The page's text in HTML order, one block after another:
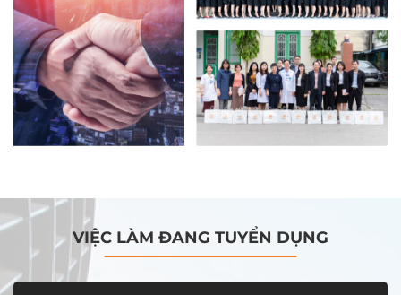
VIỆC LÀM ĐANG TUYỂN DỤNG